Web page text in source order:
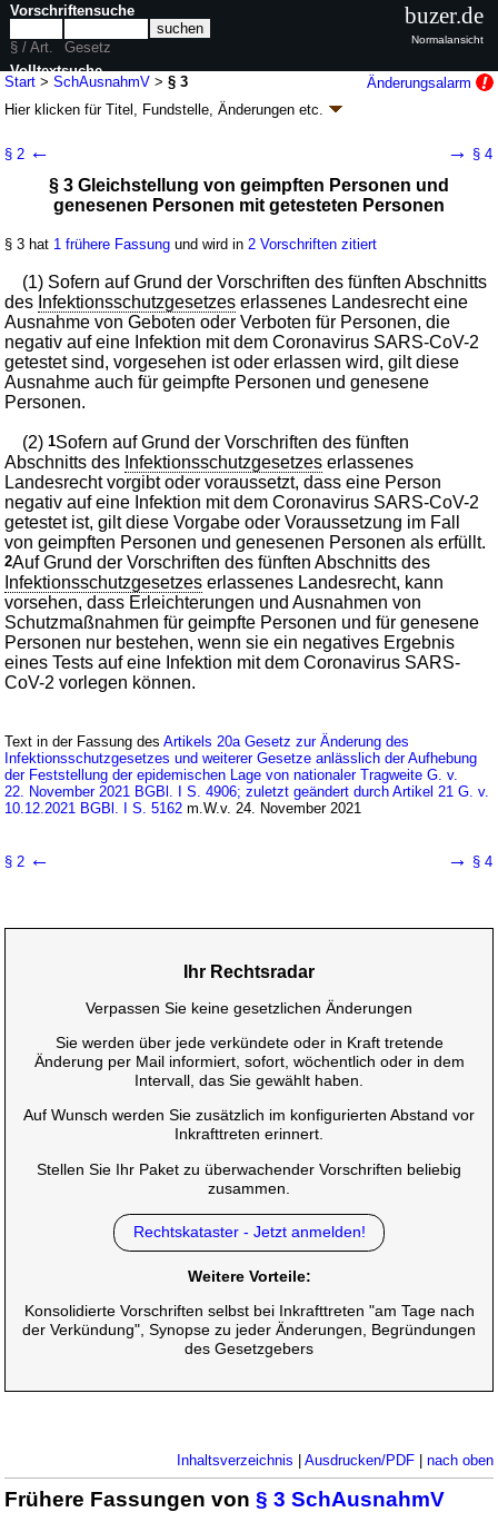
Start >SchAusnahmV >§ 3
Änderungsalarm
Hier klicken fürTitel, Fundstelle, Änderungen etc.
Ausnahmenverordnung (SchAusnahmV)
V. v. 08.05.2021BAnz AT 08.05.2021V1; zuletzt geändert durchArtikel 2
V. v. 18.03.2022BGBl. I S. 478
Impfwesen
wird in 8 Vorschriften zitiert
Abschnitt 2 Erleichterungen und Ausnahmen von auf
Grund der Vorschriften im fünften Abschnitt des
Infektionsschutzgesetzes erlassenen landesrechtlichen
Geboten und Verboten
§ 2 ← → § 4
§ 3 Gleichstellung von geimpften Personen und
genesenen Personen mit getesteten Personen
§ 3 hat 1 frühere Fassung und wird in 2 Vorschriften zitiert
(1) Sofern auf Grund der Vorschriften des fünften Abschnitts
des Infektionsschutzgesetzes erlassenes Landesrecht eine
Ausnahme von Geboten oder Verboten für Personen, die
negativ auf eine Infektion mit dem Coronavirus SARS-CoV-2
getestet sind, vorgesehen ist oder erlassen wird, gilt diese
Ausnahme auch für geimpfte Personen und genesene
Personen.
(2)1Sofern auf Grund der Vorschriften des fünften
Abschnitts des Infektionsschutzgesetzes erlassenes
Landesrecht vorgibt oder voraussetzt, dass eine Person
negativ auf eine Infektion mit dem Coronavirus SARS-CoV-2
getestet ist, gilt diese Vorgabe oder Voraussetzung im Fall
von geimpften Personen und genesenen Personen als erfüllt.
2Auf Grund der Vorschriften des fünften Abschnitts des
Infektionsschutzgesetzes erlassenes Landesrecht, kann
vorsehen, dass Erleichterungen und Ausnahmen von
Schutzmaßnahmen für geimpfte Personen und für genesene
Personen nur bestehen, wenn sie ein negatives Ergebnis
eines Tests auf eine Infektion mit dem Coronavirus SARS-
CoV-2 vorlegen können.
Text in der Fassung desArtikels 20a Gesetz zur Änderung des
Infektionsschutzgesetzes und weiterer Gesetze anlässlich der Aufhebung
der Feststellung der epidemischen Lage von nationaler Tragweite G. v.
22. November 2021 BGBl. I S. 4906; zuletzt geändert durch Artikel 21 G. v.
10.12.2021 BGBl. I S. 5162 m.W.v. 24. November 2021
§ 2 ← → § 4
Ihr Rechtsradar
Verpassen Sie keine gesetzlichen Änderungen
Sie werden über jede verkündete oder in Kraft tretende
Änderung per Mail informiert, sofort, wöchentlich oder in dem
Intervall, das Sie gewählt haben.
Auf Wunsch werden Sie zusätzlich im konfigurierten Abstand vor
Inkrafttreten erinnert.
Stellen Sie Ihr Paket zu überwachender Vorschriften beliebig
zusammen.
Rechtskataster - Jetzt anmelden!
Weitere Vorteile:
Konsolidierte Vorschriften selbst bei Inkrafttreten "am Tage nach
der Verkündung", Synopse zu jeder Änderungen, Begründungen
des Gesetzgebers
Inhaltsverzeichnis Ausdrucken/PDF| nach oben
Frühere Fassungen von§ 3 SchAusnahmV
Vorschriftensuche
§ / Art.
Gesetz
Volltextsuche
nur in SchAusnahmV
buzer.de
Normalansicht